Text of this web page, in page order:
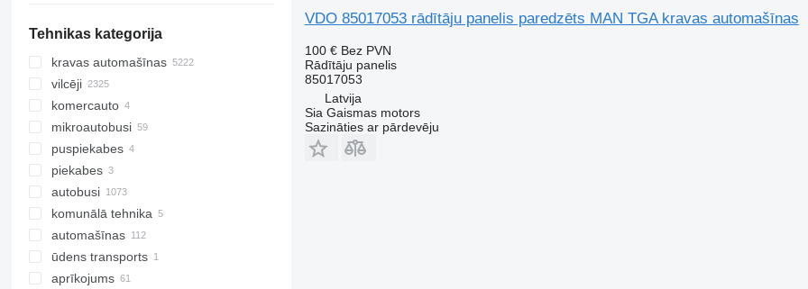
Tehnikas kategorija
kravas automašīnas
vilcēji
komercauto
mikroautobusi
puspiekabes
piekabes
autobusi
komunālā tehnika
ceļu tīrīšanas tehnika
smilšu kaisītāji
komunālās mašīnas
atkritumu vedēji
automašīnas
ūdens transports
aprīkojums
VDO 85017053 rādītāju panelis paredzēts MAN TGA kravas automašīnas
100 € Bez PVN
Rādītāju panelis
85017053
Latvija
Sia Gaismas motors
Sazināties ar pārdevēju